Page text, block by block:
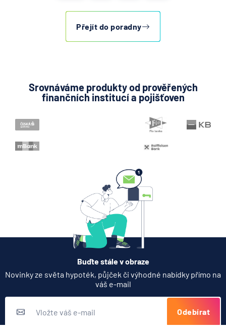
Přejít do poradny
Srovnáváme produkty od prověřených
finančních institucí a pojišťoven
Buďte stále v obraze
Novinky ze světa hypoték, půjček či výhodné nabídky přímo na
váš e-mail
Odebírat